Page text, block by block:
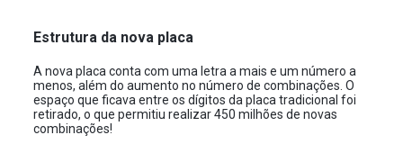
Estrutura da nova placa
A nova placa conta com uma letra a mais e um número a
menos, além do aumento no número de combinações. O
espaço que ficava entre os dígitos da placa tradicional foi
retirado, o que permitiu realizar 450 milhões de novas
combinações!